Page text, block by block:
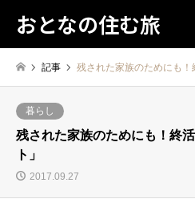
おとなの住む旅
記事 残された家族のためにも！
暮らし
残された家族のためにも！終
ト」
2017.09.27